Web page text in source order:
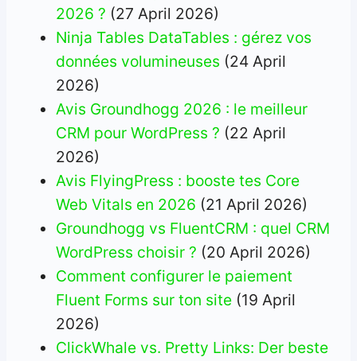
2026 ? (27 April 2026)
Ninja Tables DataTables : gérez vos
données volumineuses (24 April
2026)
Avis Groundhogg 2026 : le meilleur
CRM pour WordPress ? (22 April
2026)
Avis FlyingPress : booste tes Core
Web Vitals en 2026 (21 April 2026)
Groundhogg vs FluentCRM : quel CRM
WordPress choisir ? (20 April 2026)
Comment configurer le paiement
Fluent Forms sur ton site (19 April
2026)
ClickWhale vs. Pretty Links: Der beste